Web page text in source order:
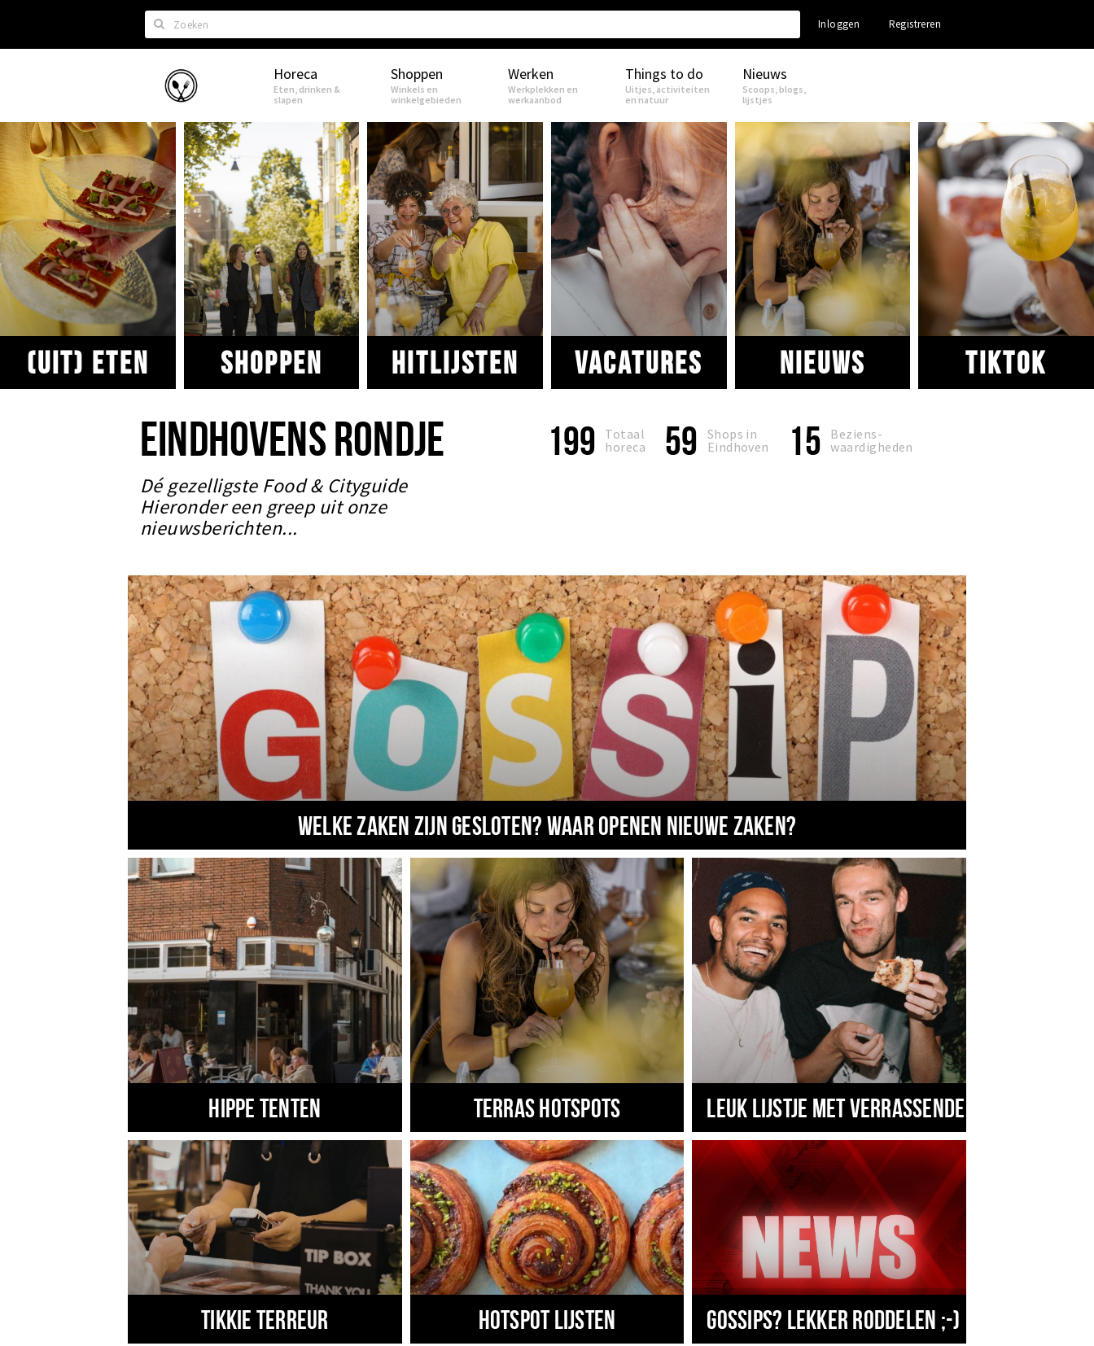
Zoeken
Inloggen Registreren
Eindhoven Horeca
Eten, drinken &
slapen
Shoppen
Winkels en
winkelgebieden
Werken
Werkplekken en
werkaanbod
Things to do
Uitjes, activiteiten
en natuur
Nieuws
Scoops, blogs,
lijstjes
(uit) eten Shoppen Hitlijsten VACATURES Nieuws Tiktok
EINDHOVENS RONDJE
Dé gezelligste Food & Cityguide
Hieronder een greep uit onze
nieuwsberichten...
199
Totaal
horeca
59
Shops in
Eindhoven
15
Beziens-
waardigheden
Welke zaken zijn gesloten? Waar openen nieuwe zaken?
Hippe tenten Terras hotspots Leuk lijstje met verrassende zaken in
TIKKIE TERREUR Hotspot lijsten Gossips? Lekker roddelen ;-)